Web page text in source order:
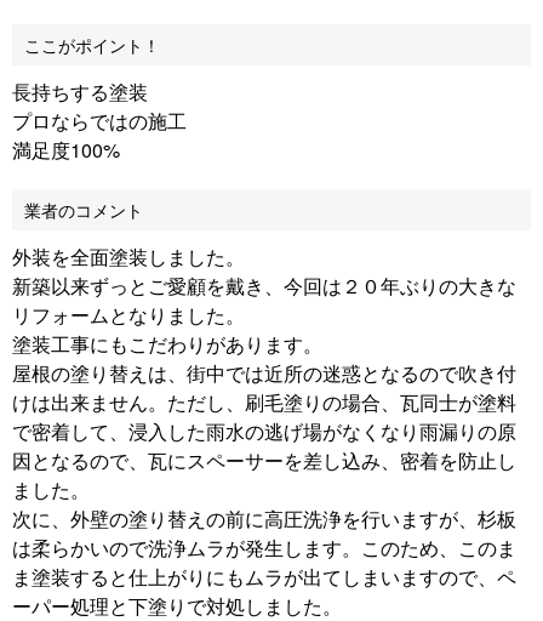
ここがポイント！
長持ちする塗装
プロならではの施工
満足度100%
業者のコメント
外装を全面塗装しました。
新築以来ずっとご愛顧を戴き、今回は２０年ぶりの大きな
リフォームとなりました。
塗装工事にもこだわりがあります。
屋根の塗り替えは、街中では近所の迷惑となるので吹き付
けは出来ません。ただし、刷毛塗りの場合、瓦同士が塗料
で密着して、浸入した雨水の逃げ場がなくなり雨漏りの原
因となるので、瓦にスペーサーを差し込み、密着を防止し
ました。
次に、外壁の塗り替えの前に高圧洗浄を行いますが、杉板
は柔らかいので洗浄ムラが発生します。このため、このま
ま塗装すると仕上がりにもムラが出てしまいますので、ペ
ーパー処理と下塗りで対処しました。